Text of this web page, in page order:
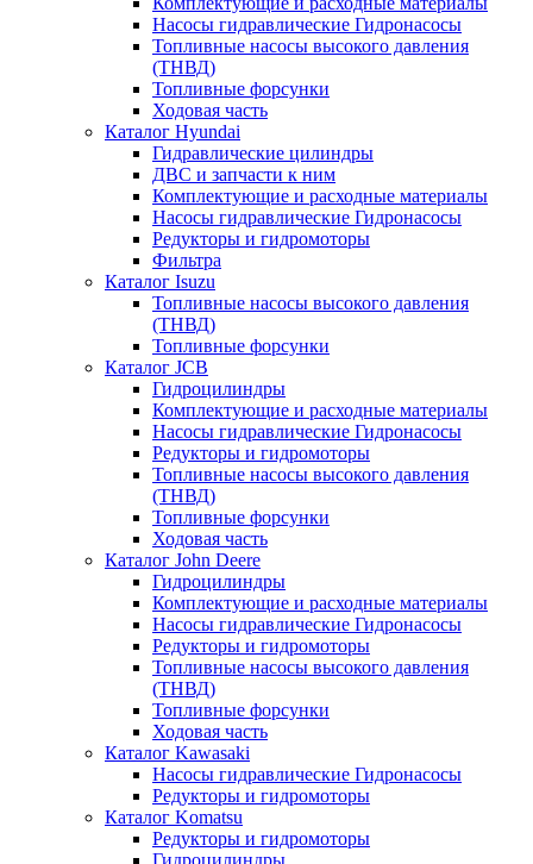
Насосы гидравлические Гидронасосы
Топливные насосы высокого давления
(ТНВД)
Топливные форсунки
Ходовая часть
Каталог Hyundai
Гидравлические цилиндры
ДВС и запчасти к ним
Комплектующие и расходные материалы
Насосы гидравлические Гидронасосы
Редукторы и гидромоторы
Фильтра
Каталог Isuzu
Топливные насосы высокого давления
(ТНВД)
Топливные форсунки
Каталог JCB
Гидроцилиндры
Комплектующие и расходные материалы
Насосы гидравлические Гидронасосы
Редукторы и гидромоторы
Топливные насосы высокого давления
(ТНВД)
Топливные форсунки
Ходовая часть
Каталог John Deere
Гидроцилиндры
Комплектующие и расходные материалы
Насосы гидравлические Гидронасосы
Редукторы и гидромоторы
Топливные насосы высокого давления
(ТНВД)
Топливные форсунки
Ходовая часть
Каталог Kawasaki
Насосы гидравлические Гидронасосы
Редукторы и гидромоторы
Каталог Komatsu
Редукторы и гидромоторы
Гидроцилиндры